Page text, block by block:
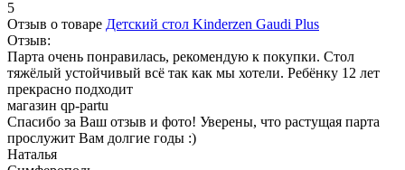
5
Отзыв о товаре Детский стол Kinderzen Gaudi Plus
Отзыв:
Парта очень понравилась, рекомендую к покупки. Стол
тяжёлый устойчивый всё так как мы хотели. Ребёнку 12 лет
прекрасно подходит
магазин qp-partu
Спасибо за Ваш отзыв и фото! Уверены, что растущая парта
прослужит Вам долгие годы :)
Наталья